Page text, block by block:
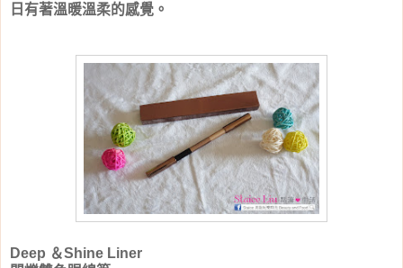
日有著溫暖溫柔的感覺。
Deep ＆Shine Liner